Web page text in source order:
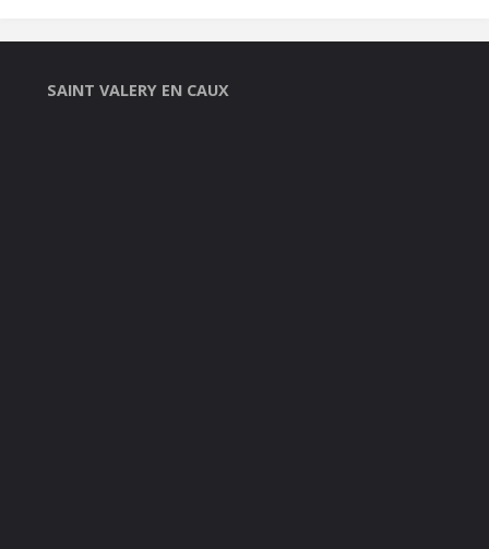
SAINT VALERY EN CAUX